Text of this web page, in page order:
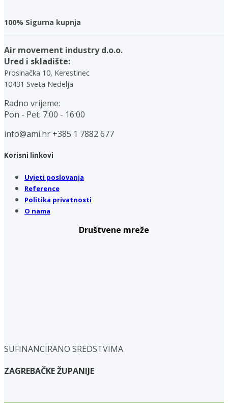
100% Sigurna kupnja
Air movement industry d.o.o.
Ured i skladište:
Prosinačka 10, Kerestinec
10431 Sveta Nedelja
Radno vrijeme:
Pon - Pet: 7:00 - 16:00
info@ami.hr +385 1 7882 677
Korisni linkovi
Uvjeti poslovanja
Reference
Politika privatnosti
O nama
Društvene mreže
SUFINANCIRANO SREDSTVIMA
ZAGREBAČKE ŽUPANIJE